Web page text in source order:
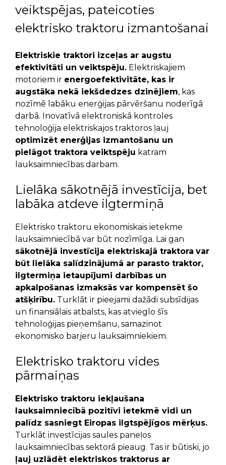
veiktspējas, pateicoties
elektrisko traktoru izmantošanai
Elektriskie traktori izceļas ar augstu
efektivitāti un veiktspēju. Elektriskajiem
motoriem ir energoefektivitāte, kas ir
augstāka nekā iekšdedzes dzinējiem, kas
nozīmē labāku enerģijas pārvēršanu noderīgā
darbā. Inovatīvā elektroniskā kontroles
tehnoloģija elektriskajos traktoros ļauj
optimizēt enerģijas izmantošanu un
pielāgot traktora veiktspēju katram
lauksaimniecības darbam.
Lielāka sākotnējā investīcija, bet
labāka atdeve ilgtermiņā
Elektrisko traktoru ekonomiskais ietekme
lauksaimniecībā var būt nozīmīga. Lai gan
sākotnējā investīcija elektriskajā traktora var
būt lielāka salīdzinājumā ar parasto traktor,
ilgtermiņa ietaupījumi darbības un
apkalpošanas izmaksās var kompensēt šo
atšķirību. Turklāt ir pieejami dažādi subsīdijas
un finansiālais atbalsts, kas atvieglo šīs
tehnoloģijas pieņemšanu, samazinot
ekonomisko barjeru lauksaimniekiem.
Elektrisko traktoru vides
pārmaiņas
Elektrisko traktoru iekļaušana
lauksaimniecībā pozitīvi ietekmē vidi un
palīdz sasniegt Eiropas ilgtspējīgos mērķus.
Turklāt investīcijas saules paneļos
lauksaimniecības sektorā pieaug. Tas ir būtiski, jo
ļauj uzlādēt elektriskos traktorus ar